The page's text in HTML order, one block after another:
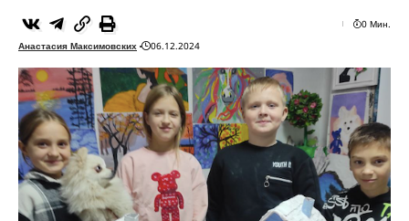
Анастасия Максимовских 06.12.2024
0 Мин.